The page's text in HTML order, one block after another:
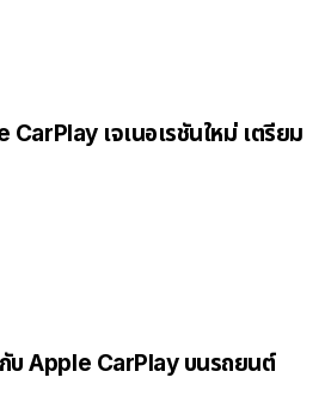
เจเนอเรชันใหม่ เตรียม
บ Apple CarPlay บนรถยนต์